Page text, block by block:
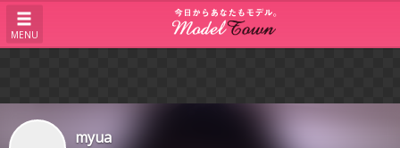
MENU
myua